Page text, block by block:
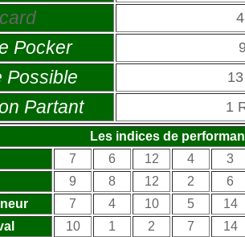
Pocker
Possible
Partant 1
Les indices de
7 6 12 4
3
9 8 12 2
6
7 4 10 5
14
10 1 2 7
14